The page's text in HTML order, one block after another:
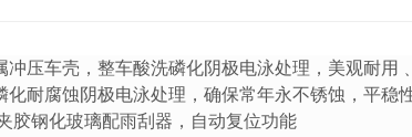
冲压车壳，整车酸洗磷化阴极电泳处理，美观耐用
化耐腐蚀阴极电泳处理，确保常年永不锈蚀，平稳
胶钢化玻璃配雨刮器，自动复位功能